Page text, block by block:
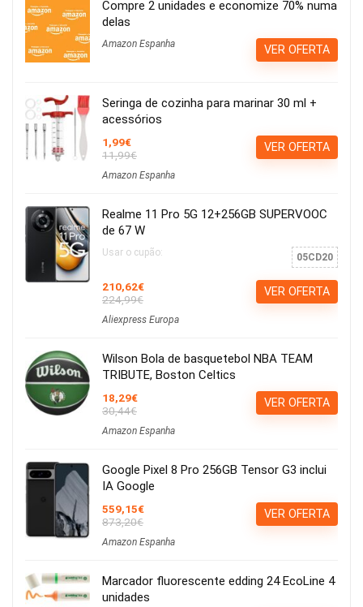
Compre 2 unidades e economize 70% numa
delas
Amazon Espanha VER OFERTA
Seringa de cozinha para marinar 30 ml +
acessórios
1,99€
11,99€
Amazon Espanha
VER OFERTA
Realme 11 Pro 5G 12+256GB SUPERVOOC
de 67 W
Usar o cupão: 05CD20
210,62€
224,99€
Aliexpress Europa
VER OFERTA
Wilson Bola de basquetebol NBA TEAM
TRIBUTE, Boston Celtics
18,29€
30,44€
Amazon Espanha
VER OFERTA
Google Pixel 8 Pro 256GB Tensor G3 inclui
IA Google
559,15€
873,20€
Amazon Espanha
VER OFERTA
Marcador fluorescente edding 24 EcoLine 4
unidades